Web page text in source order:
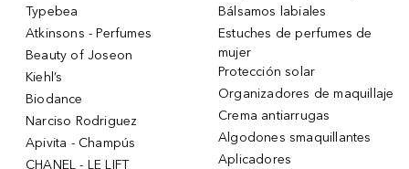
Typebea
Atkinsons - Perfumes
Beauty of Joseon
Kiehl’s
Biodance
Narciso Rodriguez
Apivita - Champús
CHANEL - LE LIFT
Bálsamos labiales
Estuches de perfumes de
mujer
Protección solar
Organizadores de maquillaje
Crema antiarrugas
Algodones smaquillantes
Aplicadores